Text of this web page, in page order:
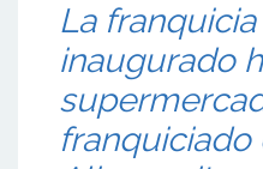
La
inaugurado
franquiciado